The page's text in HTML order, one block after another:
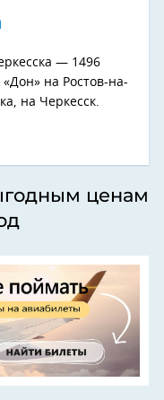
— 1496
на Ростов-на-
на Черкесск.
ценам